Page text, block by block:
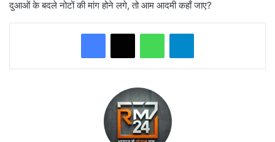
दुआओं के बदले नोटों की मांग होने लगे, तो आम आदमी कहाँ जाए?
WhatsAppTelegram